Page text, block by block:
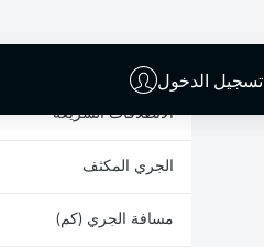
تسجيل الدخول
الانطلاقات السريعة
الجري المكثف
مسافة الجري (كم)